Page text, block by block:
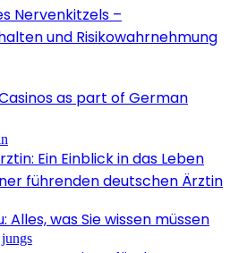
Nervenkitzels –
und Risikowahrnehmung
as part of German
Ein Einblick in das Leben
führenden deutschen Ärztin
Alles, was Sie wissen müssen